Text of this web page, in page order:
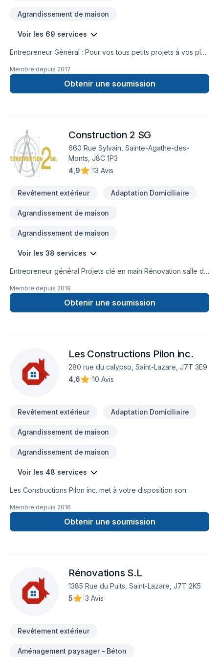
Agrandissement de maison
Voir les 69 services
Entrepreneur Général : Pour vos tous petits projets à vos plus
de réalisez vos travaux tout en restant à votre
écoute. Service personnalisé !
Membre depuis 2017
Obtenir une soumission
Construction 2 SG
660 Rue Sylvain, Sainte-Agathe-des-
Monts, J8C 1P3
4,9
13 Avis
Revêtement extérieur Adaptation Domiciliaire
Agrandissement de maison
Agrandissement de maison
Voir les 38 services
Entrepreneur général Projets clé en main Rénovation salle de
et une en Estrie pour mieux vous servir
Membre depuis 2019
Obtenir une soumission
Les Constructions Pilon inc.
280 rue du calypso, Saint-Lazare, J7T 3E9
4,6
10 Avis
Revêtement extérieur Adaptation Domiciliaire
Agrandissement de maison
Agrandissement de maison
Voir les 48 services
Les Constructions Pilon inc. met à votre disposition son
sinistre, Armoires, Carrelage, Charpentier, Commercial,
Cuisine, Démolition, Escalier et rampe, Garage, Gouttières,
Gypse, Meubles, Peinture, Plancher, Rénovation générale,
adaptée à chaque client, pour garantir des résultats au-delà
de vos attentes. Demandez votre soumission personnalisée
et démarrez votre projet en toute confiance.
Membre depuis 2016
Obtenir une soumission
Rénovations S.L
1385 Rue du Puits, Saint-Lazare, J7T 2K5
5
3 Avis
Revêtement extérieur
Aménagement paysager - Béton